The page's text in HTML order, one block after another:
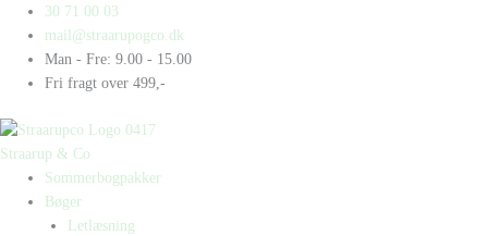
indholdet
30 71 00 03
mail@straarupogco.dk
Man - Fre: 9.00 - 15.00
Fri fragt over 499,-
Straarup & Co
Sommerbogpakker
Bøger
Letlæsning
Products
search
Products
search
Taylor
Swift